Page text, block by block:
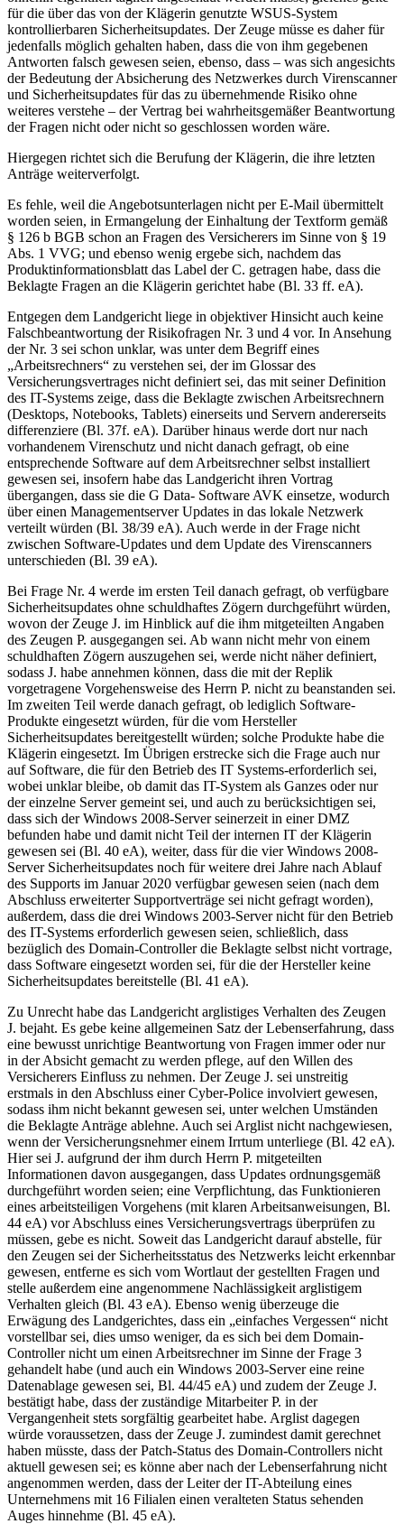
für die über das von der Klägerin genutzte WSUS-System
kontrollierbaren Sicherheitsupdates. Der Zeuge müsse es daher für
jedenfalls möglich gehalten haben, dass die von ihm gegebenen
Antworten falsch gewesen seien, ebenso, dass – was sich angesichts
der Bedeutung der Absicherung des Netzwerkes durch Virenscanner
und Sicherheitsupdates für das zu übernehmende Risiko ohne
weiteres verstehe – der Vertrag bei wahrheitsgemäßer Beantwortung
der Fragen nicht oder nicht so geschlossen worden wäre.
Hiergegen richtet sich die Berufung der Klägerin, die ihre letzten
Anträge weiterverfolgt.
Es fehle, weil die Angebotsunterlagen nicht per E-Mail übermittelt
worden seien, in Ermangelung der Einhaltung der Textform gemäß
§ 126 b BGB schon an Fragen des Versicherers im Sinne von § 19
Abs. 1 VVG; und ebenso wenig ergebe sich, nachdem das
Produktinformationsblatt das Label der C. getragen habe, dass die
Beklagte Fragen an die Klägerin gerichtet habe (Bl. 33 ff. eA).
Entgegen dem Landgericht liege in objektiver Hinsicht auch keine
Falschbeantwortung der Risikofragen Nr. 3 und 4 vor. In Ansehung
der Nr. 3 sei schon unklar, was unter dem Begriff eines
„Arbeitsrechners“ zu verstehen sei, der im Glossar des
Versicherungsvertrages nicht definiert sei, das mit seiner Definition
des IT-Systems zeige, dass die Beklagte zwischen Arbeitsrechnern
(Desktops, Notebooks, Tablets) einerseits und Servern andererseits
differenziere (Bl. 37f. eA). Darüber hinaus werde dort nur nach
vorhandenem Virenschutz und nicht danach gefragt, ob eine
entsprechende Software auf dem Arbeitsrechner selbst installiert
gewesen sei, insofern habe das Landgericht ihren Vortrag
übergangen, dass sie die G Data- Software AVK einsetze, wodurch
über einen Managementserver Updates in das lokale Netzwerk
verteilt würden (Bl. 38/39 eA). Auch werde in der Frage nicht
zwischen Software-Updates und dem Update des Virenscanners
unterschieden (Bl. 39 eA).
Bei Frage Nr. 4 werde im ersten Teil danach gefragt, ob verfügbare
Sicherheitsupdates ohne schuldhaftes Zögern durchgeführt würden,
wovon der Zeuge J. im Hinblick auf die ihm mitgeteilten Angaben
des Zeugen P. ausgegangen sei. Ab wann nicht mehr von einem
schuldhaften Zögern auszugehen sei, werde nicht näher definiert,
sodass J. habe annehmen können, dass die mit der Replik
vorgetragene Vorgehensweise des Herrn P. nicht zu beanstanden sei.
Im zweiten Teil werde danach gefragt, ob lediglich Software-
Produkte eingesetzt würden, für die vom Hersteller
Sicherheitsupdates bereitgestellt würden; solche Produkte habe die
Klägerin eingesetzt. Im Übrigen erstrecke sich die Frage auch nur
auf Software, die für den Betrieb des IT Systems-erforderlich sei,
wobei unklar bleibe, ob damit das IT-System als Ganzes oder nur
der einzelne Server gemeint sei, und auch zu berücksichtigen sei,
dass sich der Windows 2008-Server seinerzeit in einer DMZ
befunden habe und damit nicht Teil der internen IT der Klägerin
gewesen sei (Bl. 40 eA), weiter, dass für die vier Windows 2008-
Server Sicherheitsupdates noch für weitere drei Jahre nach Ablauf
des Supports im Januar 2020 verfügbar gewesen seien (nach dem
Abschluss erweiterter Supportverträge sei nicht gefragt worden),
außerdem, dass die drei Windows 2003-Server nicht für den Betrieb
des IT-Systems erforderlich gewesen seien, schließlich, dass
bezüglich des Domain-Controller die Beklagte selbst nicht vortrage,
dass Software eingesetzt worden sei, für die der Hersteller keine
Sicherheitsupdates bereitstelle (Bl. 41 eA).
Zu Unrecht habe das Landgericht arglistiges Verhalten des Zeugen
J. bejaht. Es gebe keine allgemeinen Satz der Lebenserfahrung, dass
eine bewusst unrichtige Beantwortung von Fragen immer oder nur
in der Absicht gemacht zu werden pflege, auf den Willen des
Versicherers Einfluss zu nehmen. Der Zeuge J. sei unstreitig
erstmals in den Abschluss einer Cyber-Police involviert gewesen,
sodass ihm nicht bekannt gewesen sei, unter welchen Umständen
die Beklagte Anträge ablehne. Auch sei Arglist nicht nachgewiesen,
wenn der Versicherungsnehmer einem Irrtum unterliege (Bl. 42 eA).
Hier sei J. aufgrund der ihm durch Herrn P. mitgeteilten
Informationen davon ausgegangen, dass Updates ordnungsgemäß
durchgeführt worden seien; eine Verpflichtung, das Funktionieren
eines arbeitsteiligen Vorgehens (mit klaren Arbeitsanweisungen, Bl.
44 eA) vor Abschluss eines Versicherungsvertrags überprüfen zu
müssen, gebe es nicht. Soweit das Landgericht darauf abstelle, für
den Zeugen sei der Sicherheitsstatus des Netzwerks leicht erkennbar
gewesen, entferne es sich vom Wortlaut der gestellten Fragen und
stelle außerdem eine angenommene Nachlässigkeit arglistigem
Verhalten gleich (Bl. 43 eA). Ebenso wenig überzeuge die
Erwägung des Landgerichtes, dass ein „einfaches Vergessen“ nicht
vorstellbar sei, dies umso weniger, da es sich bei dem Domain-
Controller nicht um einen Arbeitsrechner im Sinne der Frage 3
gehandelt habe (und auch ein Windows 2003-Server eine reine
Datenablage gewesen sei, Bl. 44/45 eA) und zudem der Zeuge J.
bestätigt habe, dass der zuständige Mitarbeiter P. in der
Vergangenheit stets sorgfältig gearbeitet habe. Arglist dagegen
würde voraussetzen, dass der Zeuge J. zumindest damit gerechnet
haben müsste, dass der Patch-Status des Domain-Controllers nicht
aktuell gewesen sei; es könne aber nach der Lebenserfahrung nicht
angenommen werden, dass der Leiter der IT-Abteilung eines
Unternehmens mit 16 Filialen einen veralteten Status sehenden
Auges hinnehme (Bl. 45 eA).